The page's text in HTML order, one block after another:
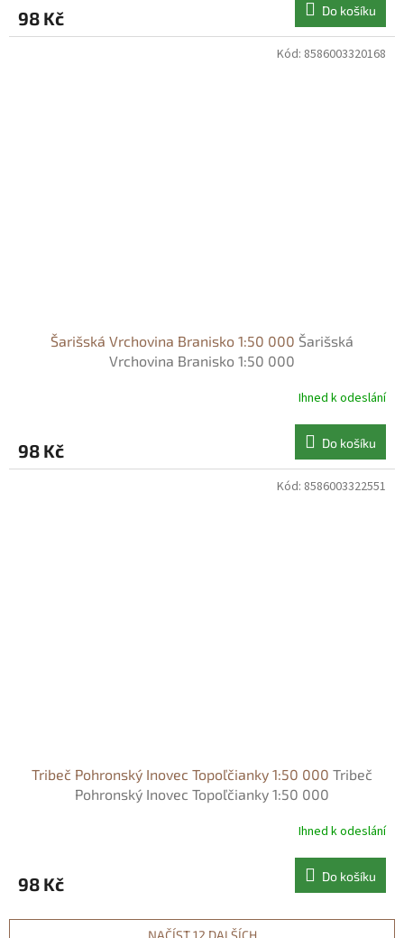
98 Kč Do košíku
Šarišská Vrchovina Branisko 1:50 000 Šarišská
Vrchovina Branisko 1:50 000
Ihned k odeslání
98 Kč Do košíku
Kód: 8586003320168
Tribeč Pohronský Inovec Topoľčianky 1:50 000 Tribeč
Pohronský Inovec Topoľčianky 1:50 000
Ihned k odeslání
98 Kč Do košíku
Kód: 8586003322551
NAČÍST 12 DALŠÍCH